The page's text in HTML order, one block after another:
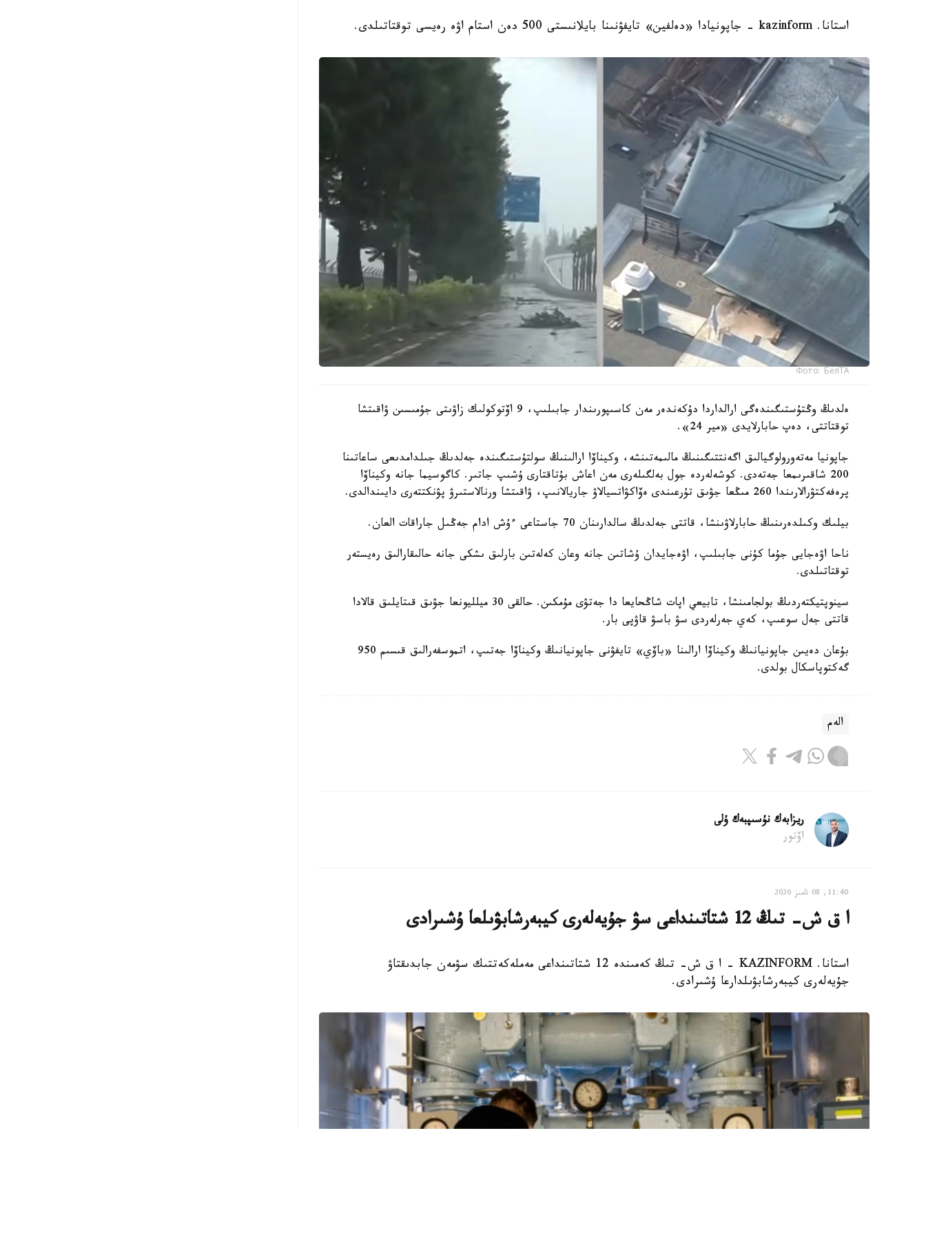
استانا. kazinform - جاپونيادا «دەلفين» تايفۋنىنا بايلانىستى 500 دەن استام اۋە رەيسى توقتاتىلدى.
Фото: БелТА
ەلدىڭ وڭتۇستىگىندەگى ارالداردا دۇكەندەر مەن كاسىپورىندار جابىلىپ، 9 اۆتوكولىك زاۋىتى جۇمىسىن ۋاقىتشا
توقتاتتى، دەپ حابارلايدى «مير 24».
جاپونيا مەتەورولوگيالىق اگەنتتىگىنىڭ مالىمەتىنشە، وكيناۆا ارالىنىڭ سولتۇستىگىندە جەلدىڭ جىلدامدىعى ساعاتىنا
200 شاقىرىمعا جەتەدى. كوشەلەردە جول بەلگىلەرى مەن اعاش بۇتاقتارى ۇشىپ جاتىر. كاگوسيما جانە وكيناۆا
پرەفەكتۋرالارىندا 260 مىڭعا جۋىق تۇرعىندى ەۆاكۋاتسيالاۋ جاريالانىپ، ۋاقىتشا ورنالاستىرۋ پۋنكتتەرى دايىندالدى.
بيلىك وكىلدەرىنىڭ حابارلاۋىنشا، قاتتى جەلدىڭ سالدارىنان 70 جاستاعى ءۇش ادام جەڭىل جاراقات العان.
ناحا اۋەجايى جۇما كۇنى جابىلىپ، اۋەجايدان ۇشاتىن جانە وعان كەلەتىن بارلىق ىشكى جانە حالىقارالىق رەيستەر
توقتاتىلدى.
سينوپتيكتەردىڭ بولجامىنشا، تابيعي اپات شاڭحايعا دا جەتۋى مۇمكىن. حالقى 30 ميلليونعا جۋىق قىتايلىق قالادا
قاتتى جەل سوعىپ، كەي جەرلەردى سۋ باسۋ قاۋپى بار.
بۇعان دەيىن جاپونيانىڭ وكيناۆا ارالىنا «باۆي» تايفۋنى جاپونيانىڭ وكيناۆا جەتىپ، اتموسفەرالىق قىسىم 950
گەكتوپاسكال بولدى.
الەم
ريزابەك نۇسىپبەك ۇلى
اۆتور
11:40, 08 تامىز 2026
ا ق ش- تىڭ 12 شتاتىنداعى سۋ جۇيەلەرى كيبەرشابۋىلعا ۇشىرادى
استانا. KAZINFORM – ا ق ش- تىڭ كەمىندە 12 شتاتىنداعى مەملەكەتتىك سۋمەن جابدىقتاۋ
جۇيەلەرى كيبەرشابۋىلدارعا ۇشىرادى.